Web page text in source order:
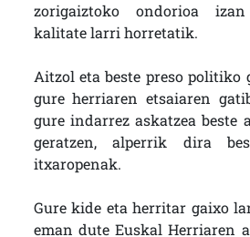
zorigaiztoko ondorioa
kalitate larri horretatik.
Aitzol eta beste preso
gure herriaren etsaiaren
gure indarrez askatzea beste
geratzen, alperrik dira
itxaropenak.
Gure kide eta herritar gaixo
eman dute Euskal Herriaren